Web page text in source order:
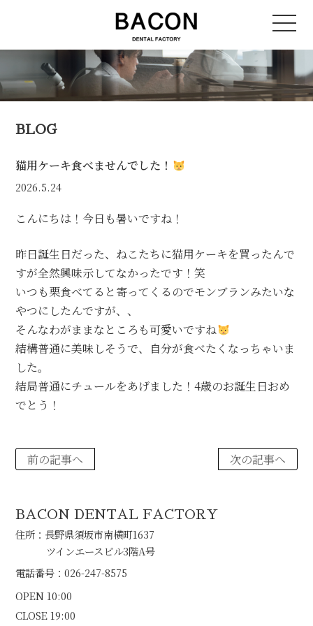
BLOG
猫用ケーキ食べませんでした！
2026.5.24
こんにちは！今日も暑いですね！
昨日誕生日だった、ねこたちに猫用ケーキを買ったんで
すが全然興味示してなかったです！笑
いつも栗食べてると寄ってくるのでモンブランみたいな
やつにしたんですが、、
そんなわがままなところも可愛いですね
結構普通に美味しそうで、自分が食べたくなっちゃいま
した。
結局普通にチュールをあげました！4歳のお誕生日おめ
でとう！
前の記事へ 次の記事へ
BACON DENTAL FACTORY
住所：長野県須坂市南横町1637
ツインエースビル3階A号
電話番号：026-247-8575
OPEN 10:00
CLOSE 19:00